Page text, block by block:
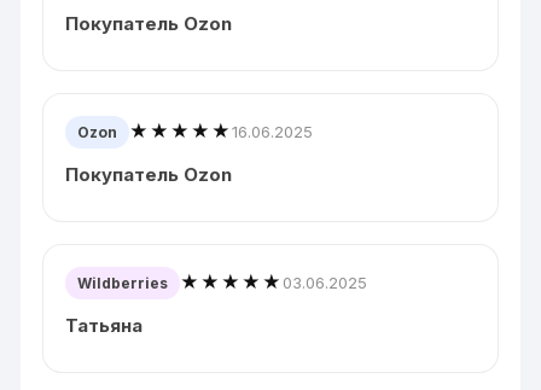
Покупатель Ozon
Ozon ★★★★★16.06.2025
Покупатель Ozon
Wildberries ★★★★★ 03.06.2025
Татьяна